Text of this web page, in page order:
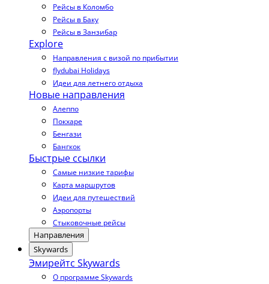
Рейсы в Коломбо
Рейсы в Баку
Рейсы в Занзибар
Explore
Направления с визой по прибытии
flydubai Holidays
Идеи для летнего отдыха
Новые направления
Алеппо
Покхаре
Бенгази
Бангкок
Быстрые ссылки
Самые низкие тарифы
Карта маршрутов
Идеи для путешествий
Аэропорты
Стыковочные рейсы
Направления
Skywards
Эмирейтс Skywards
О программе Skywards